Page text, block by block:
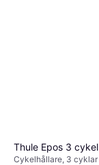
Thule Epos 3 cykel
Cykelhållare, 3 cyklar